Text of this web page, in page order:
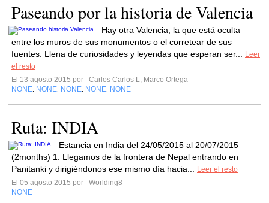
Paseando por la historia de Valencia
Hay otra Valencia, la que está oculta
entre los muros de sus monumentos o el corretear de sus
fuentes. Llena de curiosidades y leyendas que esperan ser...
Leer
el resto
El 13 agosto 2015 por
Carlos Carlos L, Marco Ortega
NONE NONE NONE NONE NONE
Ruta: INDIA
Estancia en India del 24/05/2015 al 20/07/2015
(2months) 1. Llegamos de la frontera de Nepal entrando en
Panitanki y dirigiéndonos ese mismo día hacia...
Leer el resto
El 05 agosto 2015 por
Worlding8
NONE